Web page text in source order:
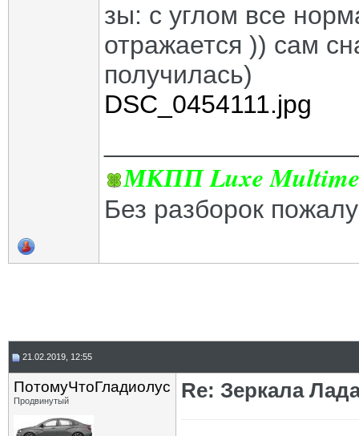
зы: с углом все
отражается )) сам
получилась)
DSC_0454111.jpg
МКПП Luxe
Без разборок
21.02.2019, 12:55
ПотомуЧтоГладиолус
Продвинутый Re: Зеркала